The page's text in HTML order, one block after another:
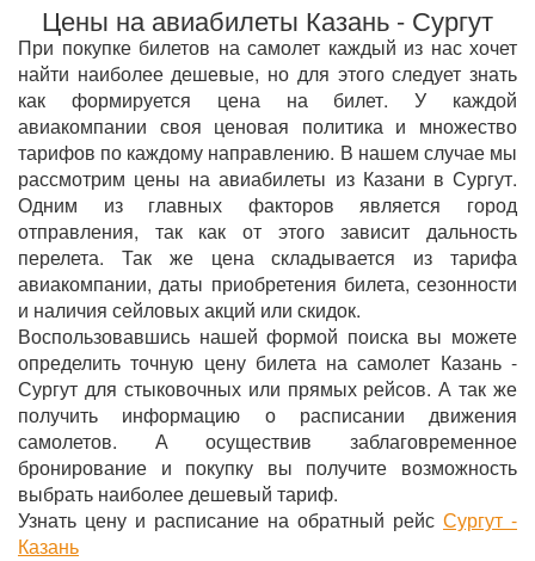
Цены на авиабилеты Казань - Сургут
При покупке билетов на самолет каждый из нас хочет
найти наиболее дешевые, но для этого следует знать
как формируется цена на билет. У каждой
авиакомпании своя ценовая политика и множество
тарифов по каждому направлению. В нашем случае мы
рассмотрим цены на авиабилеты из Казани в Сургут.
Одним из главных факторов является город
отправления, так как от этого зависит дальность
перелета. Так же цена складывается из тарифа
авиакомпании, даты приобретения билета, сезонности
и наличия сейловых акций или скидок.
Воспользовавшись нашей формой поиска вы можете
определить точную цену билета на самолет Казань -
Сургут для стыковочных или прямых рейсов. А так же
получить информацию о расписании движения
самолетов. А осуществив заблаговременное
бронирование и покупку вы получите возможность
выбрать наиболее дешевый тариф.
Узнать цену и расписание на обратный рейс Сургут -
Казань